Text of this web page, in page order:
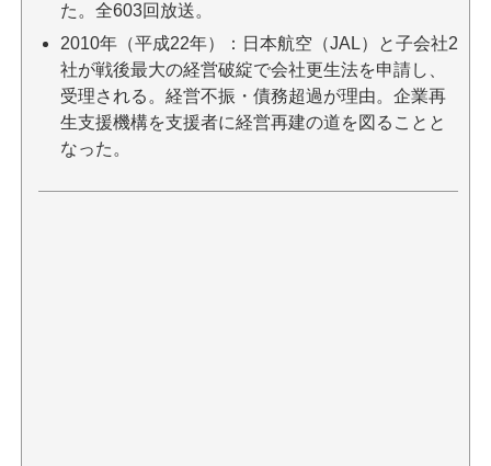
た。全603回放送。
2010年（平成22年）：日本航空（JAL）と子会社2
社が戦後最大の経営破綻で会社更生法を申請し、
受理される。経営不振・債務超過が理由。企業再
生支援機構を支援者に経営再建の道を図ることと
なった。